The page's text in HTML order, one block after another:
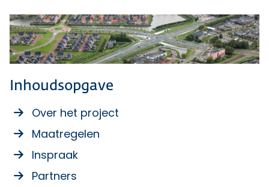
Inhoudsopgave
Over het project
Maatregelen
Inspraak
Partners